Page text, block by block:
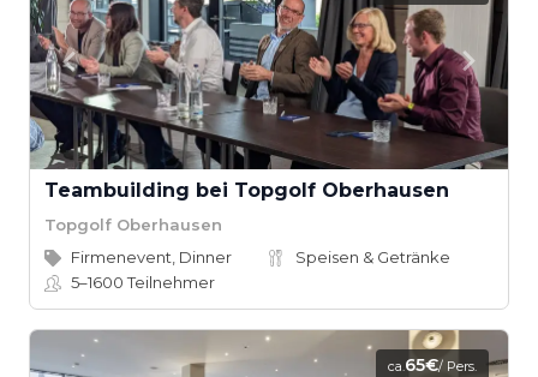
Teambuilding bei Topgolf Oberhausen
Topgolf Oberhausen
Firmenevent, Dinner
Speisen & Getränke
5–1600Teilnehmer
ca.65€/ Pers.